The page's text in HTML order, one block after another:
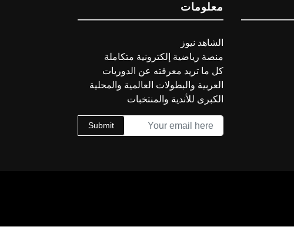
معلومات
الشاهد نيوز
منصة رياضية إلكترونية متكاملة
كل ما تريد معرفته عن الدوريات
العربية والبطولات العالمية والمحلية
الكبرى للأندية والمنتخبات
Submit